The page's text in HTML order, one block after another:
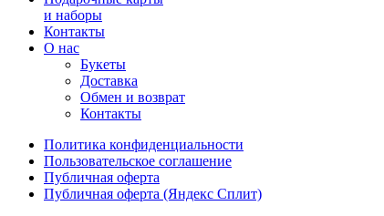
и наборы
Контакты
О нас
Букеты
Доставка
Обмен и возврат
Контакты
Политика конфиденциальности
Пользовательское соглашение
Публичная оферта
Публичная оферта (Яндекс Сплит)